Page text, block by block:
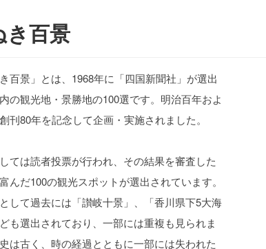
き百景
百景」とは、1968年に「四国新聞社」が選出
の観光地・景勝地の100選です。明治百年およ
刊80年を記念して企画・実施されました。
ては読者投票が行われ、その結果を審査した
んだ100の観光スポットが選出されています。
して過去には「讃岐十景」、「香川県下5大海
も選出されており、一部には重複も見られま
は古く、時の経過とともに一部には失われた